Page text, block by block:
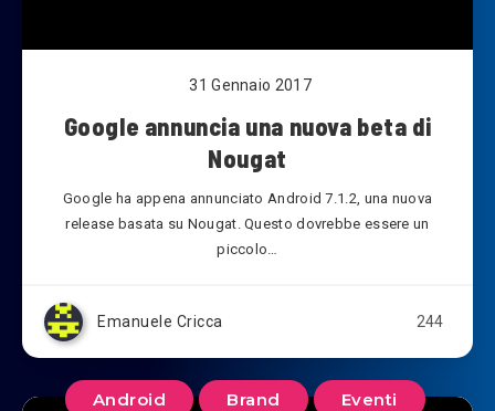
31 Gennaio 2017
Google annuncia una nuova beta di
Nougat
Google ha appena annunciato Android 7.1.2, una nuova
release basata su Nougat. Questo dovrebbe essere un
piccolo…
Emanuele Cricca 244
Android Brand Eventi